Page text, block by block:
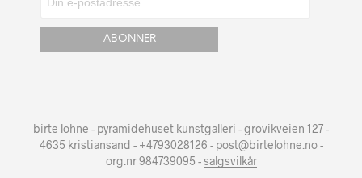
birte lohne - pyramidehuset kunstgalleri - grovikveien 127 -
4635 kristiansand - +4793028126 - post@birtelohne.no -
org.nr 984739095 -salgsvilkår